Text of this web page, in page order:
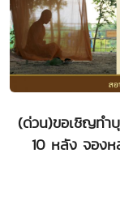
(ด่วน)ขอเชิญทำ
10 หลัง จองห